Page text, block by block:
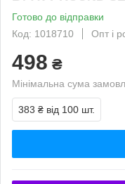
Готово до відправки
Код: 1018710
Опт і
498 ₴
Мінімальна сума
383 ₴ від 100 шт.